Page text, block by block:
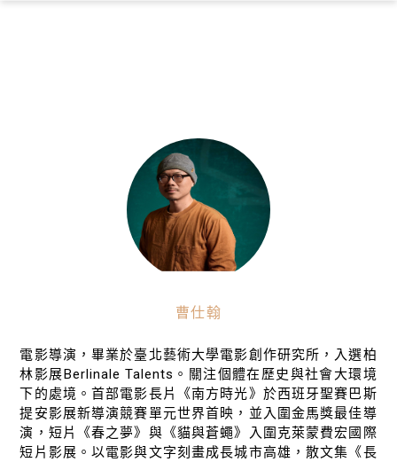
曹仕翰
電影導演，畢業於臺北藝術大學電影創作研究所，入選柏
林影展Berlinale Talents。關注個體在歷史與社會大環境
下的處境。首部電影長片《南方時光》於西班牙聖賽巴斯
提安影展新導演競賽單元世界首映，並入圍金馬獎最佳導
演，短片《春之夢》與《貓與蒼蠅》入圍克萊蒙費宏國際
短片影展。以電影與文字刻畫成長城市高雄，散文集《長